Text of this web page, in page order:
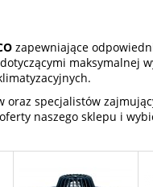
zapewniające
maksymalnej
specjalistów
naszego sklepu i